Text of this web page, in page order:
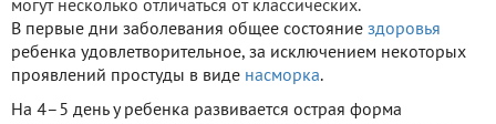
могут несколько отличаться от классических.
В первые дни заболевания общее состояние здоровья
ребенка удовлетворительное, за исключением некоторых
проявлений простуды в виде насморка.
На 4–5 день у ребенка развивается острая форма